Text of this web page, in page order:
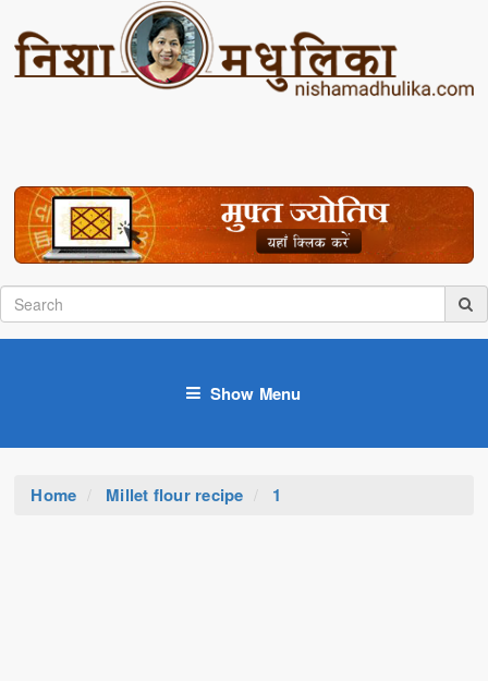
Show Menu
Home Millet flour recipe 1